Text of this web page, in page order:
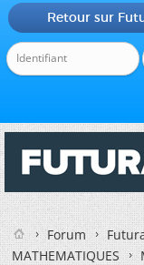
Retour sur
Forum
MATHEMATIQUES